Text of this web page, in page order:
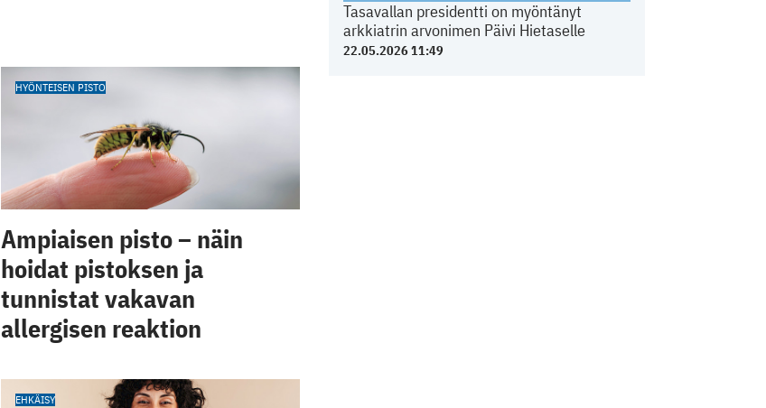
Tasavallan presidentti on myöntänyt
arkkiatrin arvonimen Päivi Hietaselle
22.05.2026 11:49
HYÖNTEISEN PISTO
Ampiaisen pisto – näin
hoidat pistoksen ja
tunnistat vakavan
allergisen reaktion
EHKÄISY